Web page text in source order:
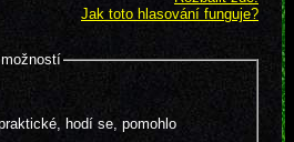
Jak toto hlasování funguje?
hodí se, pomohlo